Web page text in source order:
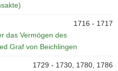
1716 - 1717
das Vermögen des
Graf von Beichlingen
1729 - 1730, 1780, 1786